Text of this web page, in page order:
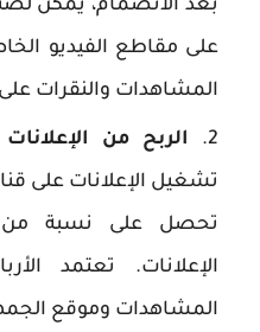
بعد الانضمام، يمكن
على مقاطع الفيديو
المشاهدات والنقرات على
الربح من الإعلانات Google AdSense
تشغيل الإعلانات على
تحصل على نسبة من
الإعلانات. تعتمد
المشاهدات وموقع